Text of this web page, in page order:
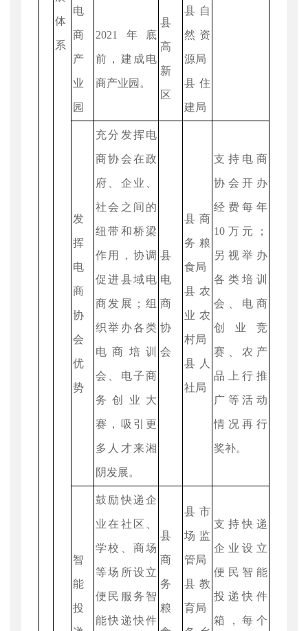
体
系
电
商
产
业
园
2021年底
前，建成电
商产业园。
县
高
新
区
县自
然资
源局
县住
建局
发
挥
电
商
协
会
优
势
充分发挥电
商协会在政
府、企业、
社会之间的
纽带和桥梁
作用，协调
促进县域电
商发展；组
织举办各类
电商培训
会、电子商
务创业大
赛，吸引更
多人才来湘
阴发展。
县
电
商
协
会
县商
务粮
食局
县农
业农
村局
县人
社局
支持电商
协会开办
经费每年
10万元；
另视举办
各类培训
会、电商
创业竞
赛、农产
品上行推
广等活动
情况再行
奖补。
智
能
投
鼓励快递企
业在社区、
学校、商场
等场所设立
便民服务智
能快递快件
县
商
务
粮
县市
场监
管局
县教
育局
支持快递
企业设立
便民智能
投递快件
箱，每个